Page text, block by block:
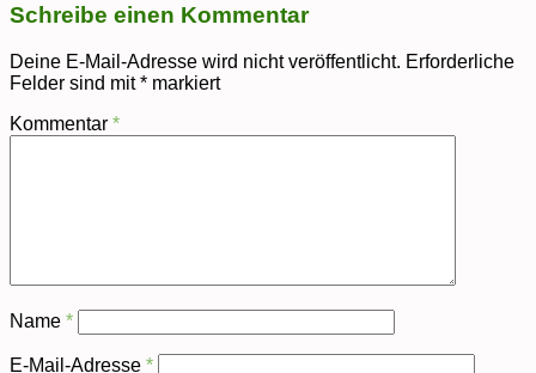
Schreibe einen Kommentar
Deine E-Mail-Adresse wird nicht veröffentlicht. Erforderliche
Felder sind mit* markiert
Kommentar *
Name *
E-Mail-Adresse *